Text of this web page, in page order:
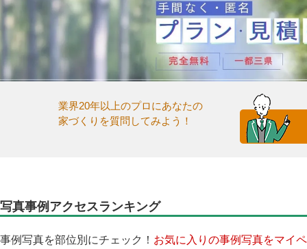
業界20年以上のプロにあなたの
家づくりを質問してみよう！
写真事例アクセスランキング
事例写真を部位別にチェック！ お気に入りの事例写真をマイ